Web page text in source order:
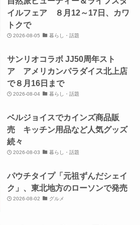
イルフェア ８月12～17日、カワ
トクで
2026-08-05 暮らし・話題
サンリオコラボ JJ50周年スト
ア アメリカンパラダイス北上店
で８月16日まで
2026-08-04 暮らし・話題
ベルジョイスでカインズ商品販
売 キッチン用品など人気グッズ
続々
2026-08-03 暮らし・話題
パウチタイプ「元祖ずんだシェイ
ク」、東北地方のローソンで発売
2026-08-02 グルメ